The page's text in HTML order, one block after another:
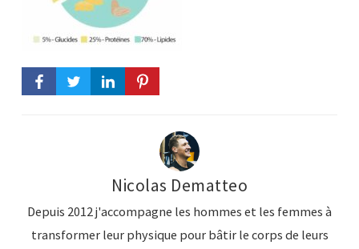
Nicolas Dematteo
Depuis 2012 j'accompagne les hommes et les femmes à
transformer leur physique pour bâtir le corps de leurs